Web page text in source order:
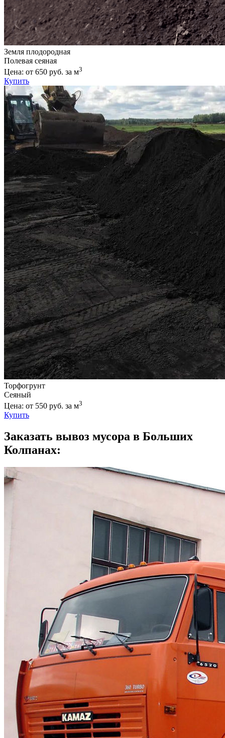
Земля плодородная
Полевая сеяная
Цена: от 650 руб. за м3
Купить
Торфогрунт
Сеяный
Цена: от 550 руб. за м3
Купить
Заказать вывоз мусора в Больших
Колпанах: